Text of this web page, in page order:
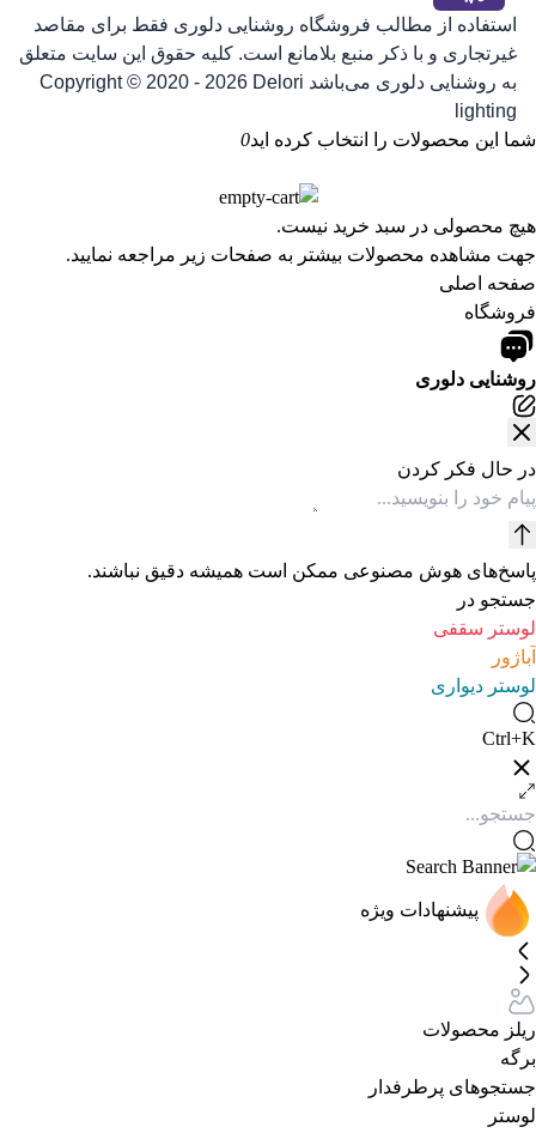
استفاده از مطالب فروشگاه روشنایی دلوری فقط برای مقاصد
غیرتجاری و با ذکر منبع بلامانع است. کلیه حقوق این سایت متعلق
به روشنایی دلوری می‌باشد Copyright © 2020 - 2026 Delori
lighting
شما این محصولات را انتخاب کرده اید0
هیچ محصولی در سبد خرید نیست.
جهت مشاهده محصولات بیشتر به صفحات زیر مراجعه نمایید.
صفحه اصلی
فروشگاه
روشنایی دلوری
در حال فکر کردن
پاسخ‌های هوش مصنوعی ممکن است همیشه دقیق نباشند.
جستجو در
لوستر سقفی
آباژور
لوستر دیواری
Ctrl+K
پیشنهادات ویژه
ریلز محصولات
برگه
جستجوهای پرطرفدار
لوستر